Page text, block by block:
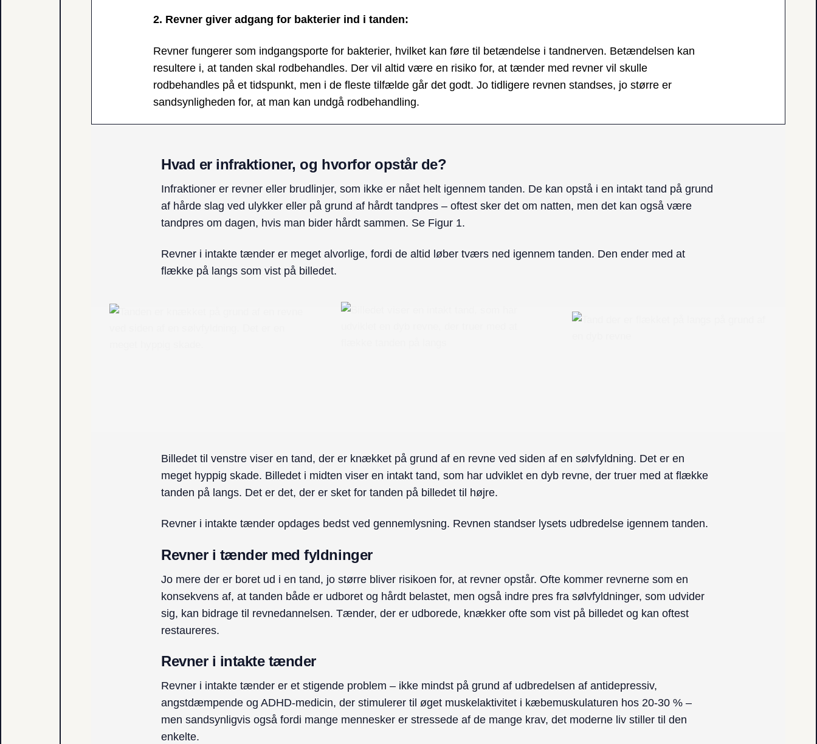
2. Revner giver adgang for bakterier ind i tanden:
Revner fungerer som indgangsporte for bakterier, hvilket kan føre til betændelse i tandnerven. Betændelsen kan
resultere i, at tanden skal rodbehandles. Der vil altid være en risiko for, at tænder med revner vil skulle
rodbehandles på et tidspunkt, men i de fleste tilfælde går det godt. Jo tidligere revnen standses, jo større er
sandsynligheden for, at man kan undgå rodbehandling.
Hvad er infraktioner, og hvorfor opstår de?
Infraktioner er revner eller brudlinjer, som ikke er nået helt igennem tanden. De kan opstå i en intakt tand på grund
af hårde slag ved ulykker eller på grund af hårdt tandpres – oftest sker det om natten, men det kan også være
tandpres om dagen, hvis man bider hårdt sammen. Se Figur 1.
Revner i intakte tænder er meget alvorlige, fordi de altid løber tværs ned igennem tanden. Den ender med at
flække på langs som vist på billedet.
Billedet til venstre viser en tand, der er knækket på grund af en revne ved siden af en sølvfyldning. Det er en
meget hyppig skade. Billedet i midten viser en intakt tand, som har udviklet en dyb revne, der truer med at flække
tanden på langs. Det er det, der er sket for tanden på billedet til højre.
Revner i intakte tænder opdages bedst ved gennemlysning. Revnen standser lysets udbredelse igennem tanden.
Revner i tænder med fyldninger
Jo mere der er boret ud i en tand, jo større bliver risikoen for, at revner opstår. Ofte kommer revnerne som en
konsekvens af, at tanden både er udboret og hårdt belastet, men også indre pres fra sølvfyldninger, som udvider
sig, kan bidrage til revnedannelsen. Tænder, der er udborede, knækker ofte som vist på billedet og kan oftest
restaureres.
Revner i intakte tænder
Revner i intakte tænder er et stigende problem – ikke mindst på grund af udbredelsen af antidepressiv,
angstdæmpende og ADHD-medicin, der stimulerer til øget muskelaktivitet i kæbemuskulaturen hos 20-30 % –
men sandsynligvis også fordi mange mennesker er stressede af de mange krav, det moderne liv stiller til den
enkelte.